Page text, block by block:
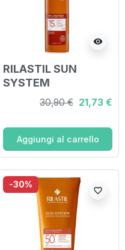
visibility
RILASTIL SUN
SYSTEM
TRANSPARENT
SPRAY SPF15 200
30,90 € 21,73 €
Aggiungi al carrello
-30%
favorite_border